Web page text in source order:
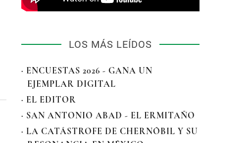
LOS MÁS LEÍDOS
· ENCUESTAS 2026 - GANA UN
EJEMPLAR DIGITAL
· EL EDITOR
· SAN ANTONIO ABAD - EL ERMITAÑO
· LA CATÁSTROFE DE CHERNÓBIL Y SU